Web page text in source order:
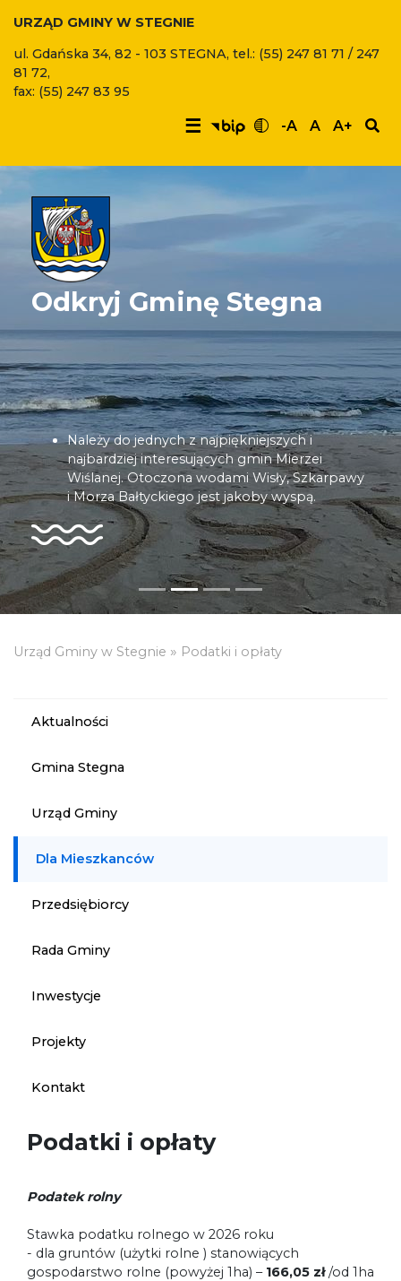
URZĄD GMINY W STEGNIE
ul. Gdańska 34, 82 - 103 STEGNA, tel.: (55) 247 81 71 / 247
81 72,
fax: (55) 247 83 95
☰ -A A A+
Odkryj Gminę Stegna
Należy do jednych z najpiękniejszych i
najbardziej interesujących gmin Mierzei
Wiślanej. Otoczona wodami Wisły, Szkarpawy
i Morza Bałtyckiego jest jakoby wyspą.
Urząd Gminy w Stegnie » Podatki i opłaty
Aktualności
Gmina Stegna
Urząd Gminy
Dla Mieszkanców
Przedsiębiorcy
Rada Gminy
Inwestycje
Projekty
Kontakt
Podatki i opłaty
Podatek rolny
Stawka podatku rolnego w 2026 roku
- dla gruntów (użytki rolne ) stanowiących
gospodarstwo rolne (powyżej 1ha) – 166,05 zł/od 1ha